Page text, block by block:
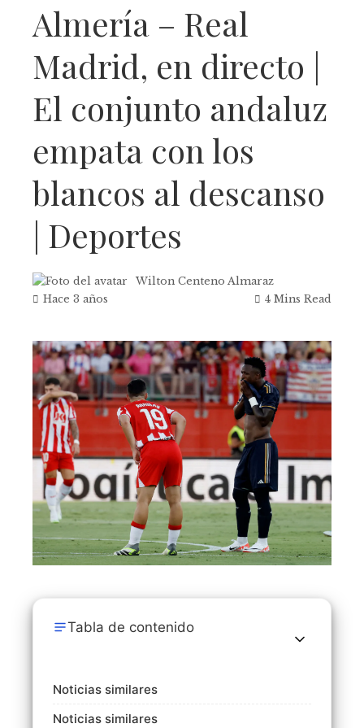
Almería – Real
Madrid, en directo |
El conjunto andaluz
empata con los
blancos al descanso
| Deportes
Wilton Centeno Almaraz
Hace 3 años
4 Mins Read
Tabla de contenido
Noticias similares
Noticias similares